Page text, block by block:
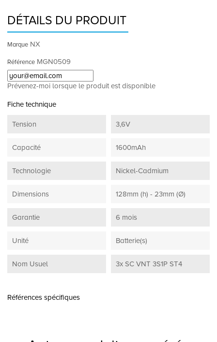
DÉTAILS DU PRODUIT
Marque NX
Référence MGN0509
Prévenez-moi lorsque le produit est disponible
Fiche technique
Tension 3,6V
Capacité 1600mAh
Technologie Nickel-Cadmium
Dimensions 128mm (h) - 23mm (Ø)
Garantie 6 mois
Unité Batterie(s)
Nom Usuel 3x SC VNT 3S1P ST4
Références spécifiques